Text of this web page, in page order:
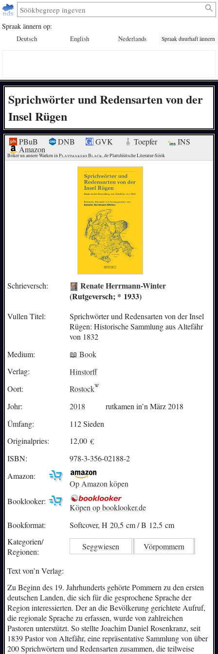
Spraak ännern op:
Deutsch English Nederlands Spraak duurhaft ännern
Sprichwörter und Redensarten von der
Insel Rügen
PBuB DNB GVK Toepfer INS
Amazon
Böker un annere Warken in Plattmakers Black, de Plattdüütsche Literatur-Söök
Schrieversch:
Renate Herrmann-Winter
(Rutgeversch; * 1933)
Vullen Titel:
Sprichwörter und Redensarten von der Insel
Rügen: Historische Sammlung aus Altefähr
von 1832
Medium:
📖 Book
Verlag:
Hinstorff
Oort:
Rostock
Johr:
2018
rutkamen in’n März 2018
Ümfang:
112 Sieden
Originalpries:
12,00 €
ISBN:
978-3-356-02188-2
Amazon:
Op Amazon köpen
Booklooker:
Köpen op booklooker.de
Bookformat:
Softcover, H 20,5 cm / B 12,5 cm
Kategorien/
Regionen:
Seggwiesen Vörpommern
Text von’n Verlag:
Zu Beginn des 19. Jahrhunderts gehörte Pommern zu den ersten
deutschen Landen, die sich für die gesprochene Sprache der
Region interessierten. Der an die Bevölkerung gerichtete Aufruf,
die regionale Sprache zu erfassen, wurde von zahlreichen
Pastoren unterstützt. So stellte Joachim Daniel Rosenkranz, seit
1839 Pastor von Altefähr, eine repräsentative Sammlung von über
200 Sprichwörtern und Redensarten zusammen, die teilweise